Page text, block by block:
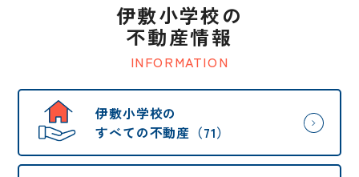
INFORMATION
伊敷小学校の
不動産情報
伊敷小学校の
すべての不動産（71）